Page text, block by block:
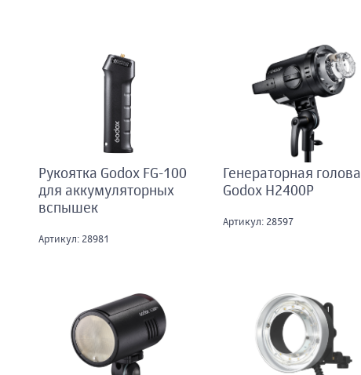
Рукоятка Godox FG-100
для аккумуляторных
вспышек
Артикул: 28981
Генераторная голова
Godox H2400P
Артикул: 28597